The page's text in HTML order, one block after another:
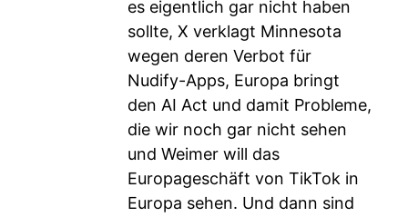
es eigentlich gar nicht haben
sollte, X verklagt Minnesota
wegen deren Verbot für
Nudify-Apps, Europa bringt
den AI Act und damit Probleme,
die wir noch gar nicht sehen
und Weimer will das
Europageschäft von TikTok in
Europa sehen. Und dann sind